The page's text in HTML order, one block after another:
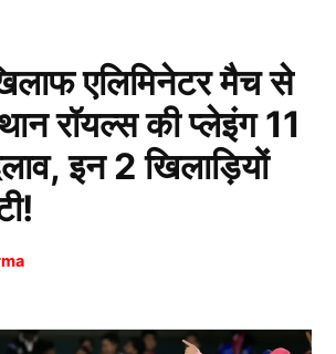
एलिमिनेटर मैच से
रॉयल्स की प्लेइंग 11
इन 2 खिलाड़ियों